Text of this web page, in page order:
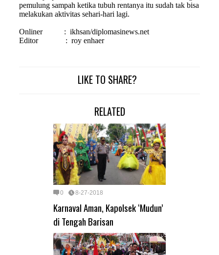
pemulung sampah ketika tubuh rentanya itu sudah tak bisa
melakukan aktivitas sehari-hari lagi.
Onliner : ikhsan/diplomasinews.net
Editor
: roy enhaer
LIKE TO SHARE?
RELATED
0 8-27-2018
Karnaval Aman, Kapolsek ‘Mudun’
di Tengah Barisan